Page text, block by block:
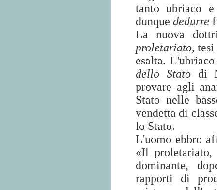
tanto ubriaco
dunque dedurre
La nuova
proletariato,tesi
esalta.
dello Statodi
provare agli
Stato nelle
vendetta di
lo Stato.
L'uomo ebbro
«Il proletariato,
dominante,
rapporti di